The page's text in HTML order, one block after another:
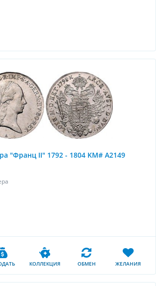
"Франц II" 1792 - 1804 KM# A2149
КОЛЛЕКЦИЯ ОБМЕН ЖЕЛАНИЯ